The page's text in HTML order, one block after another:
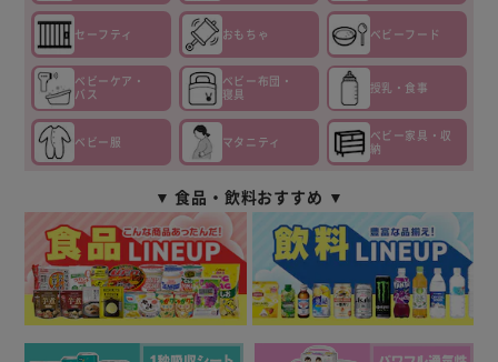
セーフティ おもちゃ ベビーフード
ベビーケア・
バス
ベビー布団・
寝具
授乳・食事
ベビー服 マタニティ
ベビー家具・収
納
▼ 食品・飲料おすすめ ▼